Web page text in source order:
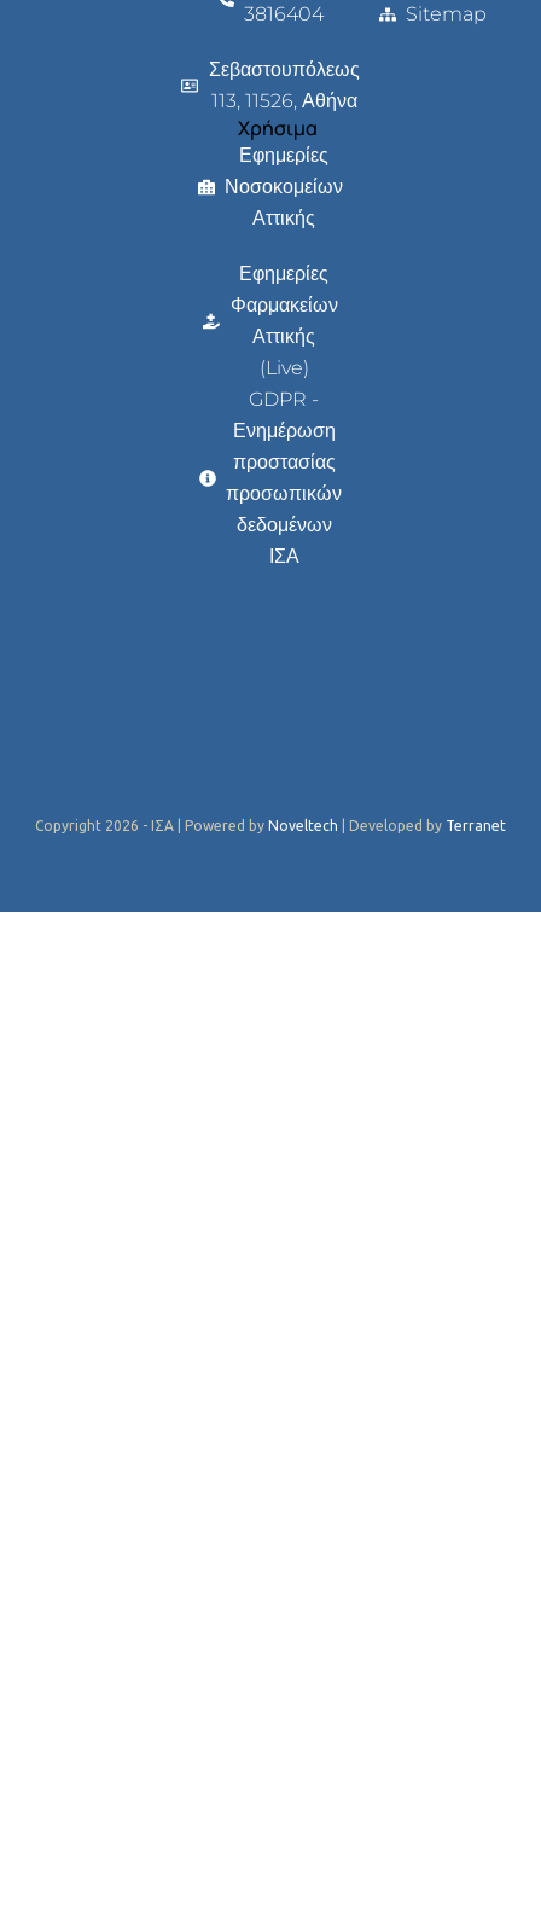
3816404
Σεβαστουπόλεως
113, 11526, Αθήνα
Χρήσιμα
Εφημερίες
Νοσοκομείων
Αττικής
Εφημερίες
Φαρμακείων
Αττικής
(Live)
GDPR -
Ενημέρωση
προστασίας
προσωπικών
δεδομένων
ΙΣΑ
Sitemap
Copyright 2026 - ΙΣΑ | Powered by Noveltech | Developed by Terranet